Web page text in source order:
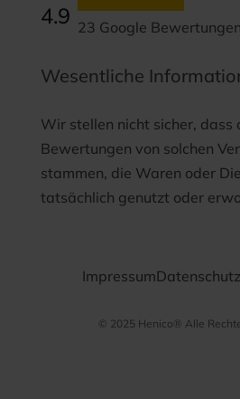
4.9 23 Google Bewertungen
Wesentliche
Wir stellen nicht sicher,
Bewertungen von solchen
stammen, die Waren oder
tatsächlich genutzt oder
ImpressumDatenschutz
© 2025 Henico® Alle